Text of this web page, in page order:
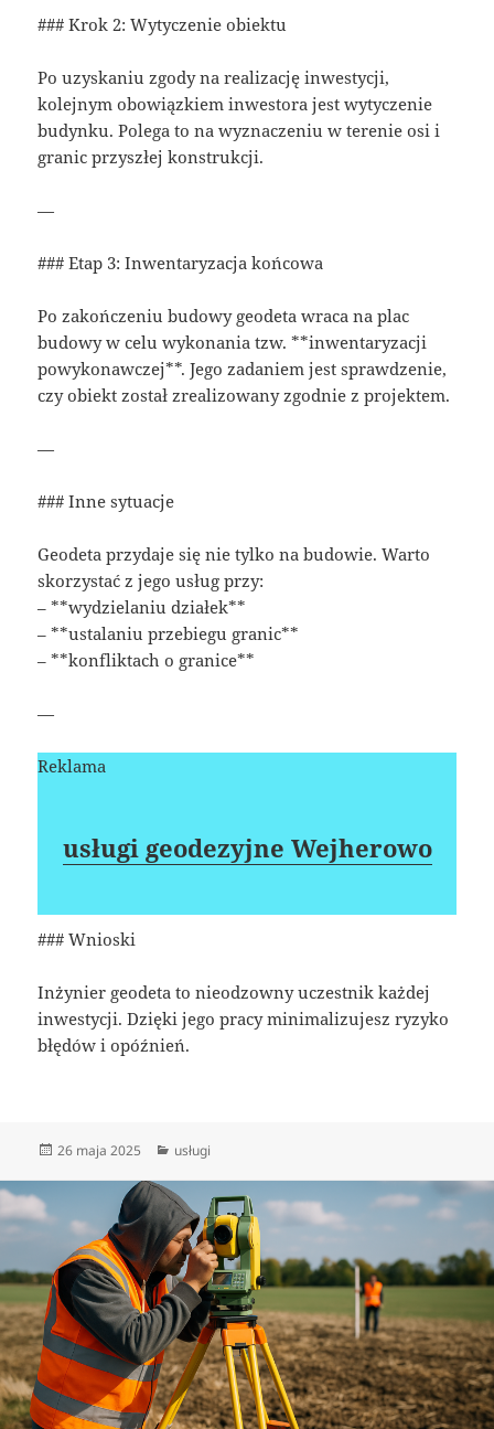
### Krok 2: Wytyczenie obiektu
Po uzyskaniu zgody na realizację inwestycji,
kolejnym obowiązkiem inwestora jest wytyczenie
budynku. Polega to na wyznaczeniu w terenie osi i
granic przyszłej konstrukcji.
—
### Etap 3: Inwentaryzacja końcowa
Po zakończeniu budowy geodeta wraca na plac
budowy w celu wykonania tzw. **inwentaryzacji
powykonawczej**. Jego zadaniem jest sprawdzenie,
czy obiekt został zrealizowany zgodnie z projektem.
—
### Inne sytuacje
Geodeta przydaje się nie tylko na budowie. Warto
skorzystać z jego usług przy:
– **wydzielaniu działek**
– **ustalaniu przebiegu granic**
– **konfliktach o granice**
—
Reklama
usługi geodezyjne Wejherowo
### Wnioski
Inżynier geodeta to nieodzowny uczestnik każdej
inwestycji. Dzięki jego pracy minimalizujesz ryzyko
błędów i opóźnień.
Data
26 maja 2025 Kategorie
usługi